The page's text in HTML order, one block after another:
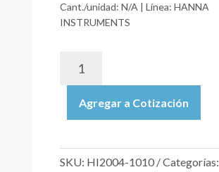
Cant./unidad: N/A | Línea: HANNA
INSTRUMENTS
1010
ELECTRODO
ORP
PUNTA
Agregar a Cotización
SKU: HI2004-1010
Categorías: